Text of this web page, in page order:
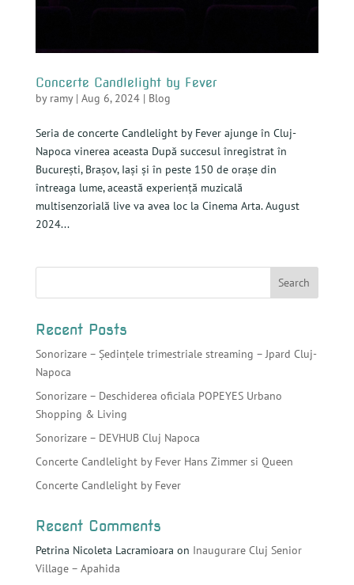
Concerte Candlelight by Fever
by ramy| Aug 6, 2024| Blog
Seria de concerte Candlelight by Fever ajunge în Cluj-
Napoca vinerea aceasta După succesul înregistrat în
București, Brașov, Iași și în peste 150 de orașe din
întreaga lume, această experiență muzicală
multisenzorială live va avea loc la Cinema Arta. August
2024...
Recent Posts
Sonorizare – Ședințele trimestriale streaming – Jpard Cluj-
Napoca
Sonorizare – Deschiderea oficiala POPEYES Urbano
Shopping & Living
Sonorizare – DEVHUB Cluj Napoca
Concerte Candlelight by Fever Hans Zimmer si Queen
Concerte Candlelight by Fever
Recent Comments
Petrina Nicoleta Lacramioara on Inaugurare Cluj Senior
Village – Apahida